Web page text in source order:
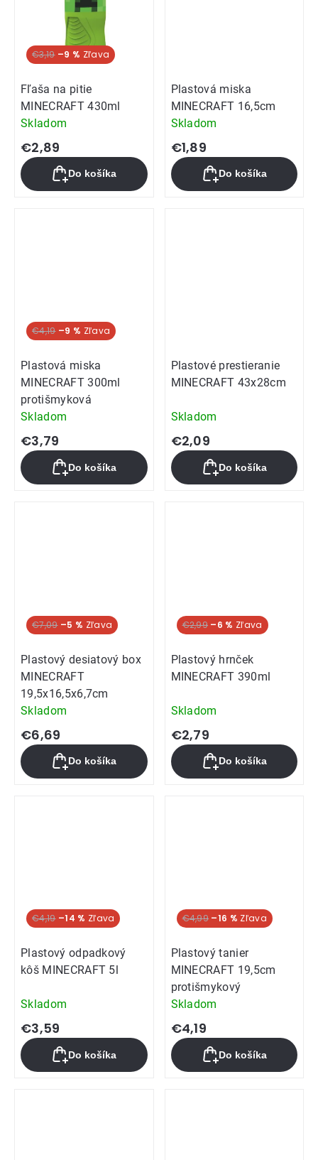
€3,19 –9 %
Fľaša na pitie
MINECRAFT 430ml
Skladom
€2,89
Do košíka
Plastová miska
MINECRAFT 16,5cm
Skladom
€1,89
Do košíka
€4,19 –9 %
Plastová miska
MINECRAFT 300ml
protišmyková
Skladom
€3,79
Do košíka
Plastové prestieranie
MINECRAFT 43x28cm
Skladom
€2,09
Do košíka
€7,09 –5 %
Plastový desiatový box
MINECRAFT
19,5x16,5x6,7cm
Skladom
€6,69
Do košíka
€2,99 –6 %
Plastový hrnček
MINECRAFT 390ml
Skladom
€2,79
Do košíka
€4,19 –14 %
Plastový odpadkový
kôš MINECRAFT 5l
Skladom
€3,59
Do košíka
€4,99 –16 %
Plastový tanier
MINECRAFT 19,5cm
protišmykový
Skladom
€4,19
Do košíka